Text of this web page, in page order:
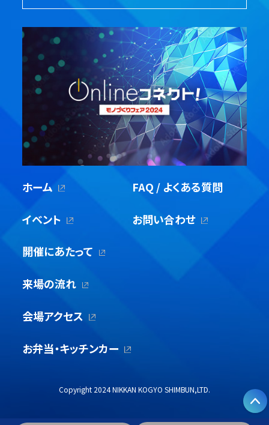
ホーム
イベント
開催にあたって
来場の流れ
会場アクセス
お弁当・キッチンカー
FAQ / よくある質問
お問い合わせ
Copyright 2024 NIKKAN KOGYO SHIMBUN,LTD.